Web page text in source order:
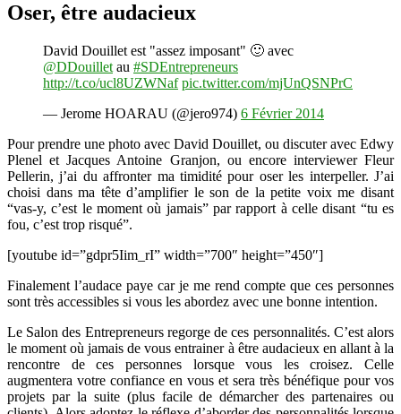
Oser, être audacieux
David Douillet est "assez imposant" 🙂 avec
@DDouillet au #SDEntrepreneurs
http://t.co/ucl8UZWNaf pic.twitter.com/mjUnQSNPrC
— Jerome HOARAU (@jero974) 6 Février 2014
Pour prendre une photo avec David Douillet, ou discuter avec Edwy
Plenel et Jacques Antoine Granjon, ou encore interviewer Fleur
Pellerin, j’ai du affronter ma timidité pour oser les interpeller. J’ai
choisi dans ma tête d’amplifier le son de la petite voix me disant
“vas-y, c’est le moment où jamais” par rapport à celle disant “tu es
fou, c’est trop risqué”.
[youtube id=”gdpr5Iim_rI” width=”700″ height=”450″]
Finalement l’audace paye car je me rend compte que ces personnes
sont très accessibles si vous les abordez avec une bonne intention.
Le Salon des Entrepreneurs regorge de ces personnalités. C’est alors
le moment où jamais de vous entrainer à être audacieux en allant à la
rencontre de ces personnes lorsque vous les croisez. Celle
augmentera votre confiance en vous et sera très bénéfique pour vos
projets par la suite (plus facile de démarcher des partenaires ou